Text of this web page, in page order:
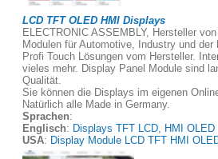
LCD TFT OLED HMI Displays
ELECTRONIC ASSEMBLY, Hersteller
Modulen für Automotive, Industry und der
Profi Touch Lösungen vom Hersteller.
vieles mehr. Display Panel Module sind
Qualität.
Sie können die Displays im eigenen
Natürlich alle Made in Germany.
Sprachen:
Englisch: Displays TFT LCD, HMI OLED
USA: Display Module LCD TFT HMI